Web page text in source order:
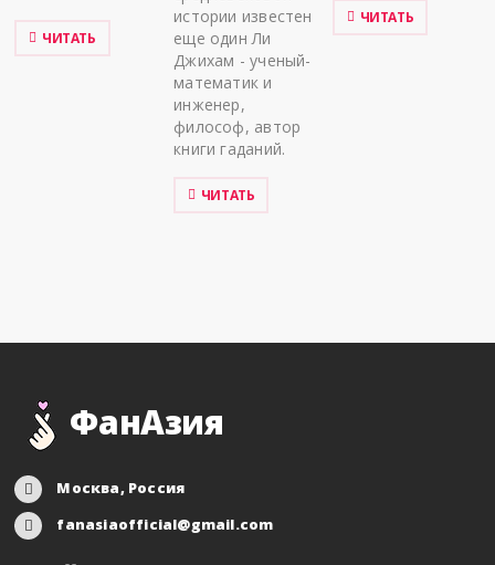
ЧИТАТЬ
истории известен
еще один Ли
Джихам - ученый-
математик и
инженер,
философ, автор
книги гаданий.
ЧИТАТЬ
ЧИТАТЬ
ФанАзия
Москва, Россия
fanasiaofficial@gmail.com